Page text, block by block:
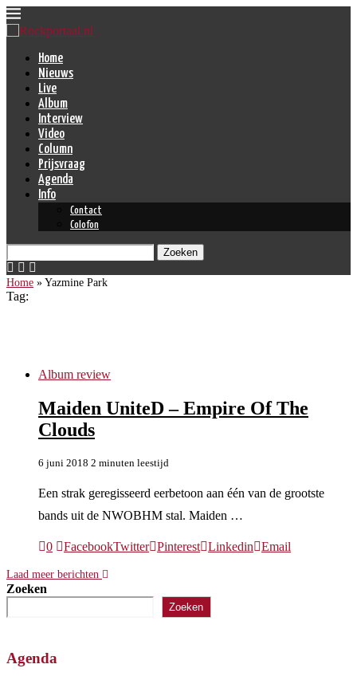
Home
Nieuws
Live
Album
Interview
Video
Column
Prijsvraag
Agenda
Info
Contact
Colofon
Zoeken
Home » Yazmine Park
Tag:
Album review
Maiden UniteD – Empire Of The
Clouds
6 juni 2018 2 minuten leestijd
Een strak geregisseerd eerbetoon aan één van de grootste
bands uit de NWOBHM stal. Maiden …
0 FacebookTwitter Pinterest Linkedin Email
Laad meer berichten
Zoeken
Zoeken
Agenda